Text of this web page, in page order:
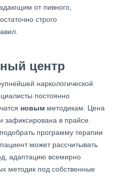
от пивного,
строго
центр
наркологической
постоянно
новым методикам. Цена
зафиксирована в прайсе.
программу терапии
может рассчитывать
адаптацию всемирно
методик под собственные